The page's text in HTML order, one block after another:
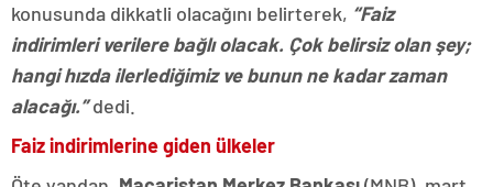
konusunda dikkatli olacağını belirterek, “Faiz
indirimleri verilere bağlı olacak. Çok belirsiz olan şey;
hangi hızda ilerlediğimiz ve bunun ne kadar zaman
alacağı.”dedi.
Faiz indirimlerine giden ülkeler